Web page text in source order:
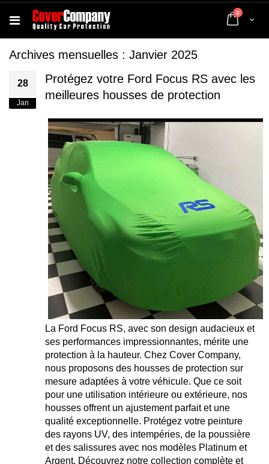
Cart
0 articles
Archives mensuelles : Janvier 2025
28
Jan
Protégez votre Ford Focus RS avec les
meilleures housses de protection
La Ford Focus RS, avec son design audacieux et
ses performances impressionnantes, mérite une
protection à la hauteur. Chez Cover Company,
nous proposons des housses de protection sur
mesure adaptées à votre véhicule. Que ce soit
pour une utilisation intérieure ou extérieure, nos
housses offrent un ajustement parfait et une
qualité exceptionnelle. Protégez votre peinture
des rayons UV, des intempéries, de la poussière
et des salissures avec nos modèles Platinum et
Argent. Découvrez notre collection complète et